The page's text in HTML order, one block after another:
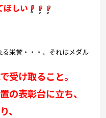
ほしい
栄誉・・・、それはメダル
受け取ること。
の表彰台に立ち、
、